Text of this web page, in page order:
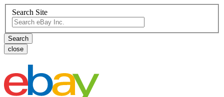
Search Site
close